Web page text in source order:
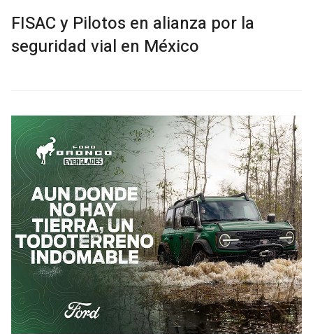
FISAC y Pilotos en alianza por la
seguridad vial en México